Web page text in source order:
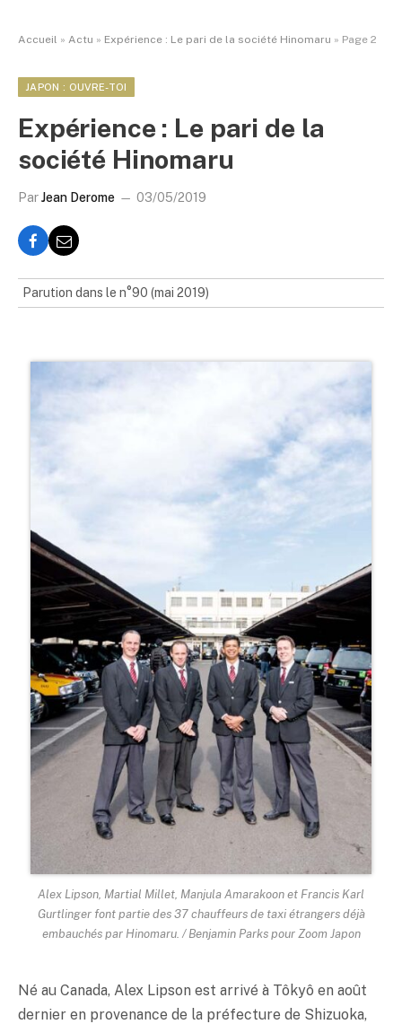
Accueil » Actu » Expérience : Le pari de la société Hinomaru » Page 2
JAPON : OUVRE-TOI
Expérience : Le pari de la
société Hinomaru
ParJean Derome 03/05/2019
Parution dans le n°90 (mai 2019)
Alex Lipson, Martial Millet, Manjula Amarakoon et Francis Karl
Gurtlinger font partie des 37 chauffeurs de taxi étrangers déjà
embauchés par Hinomaru. / Benjamin Parks pour Zoom Japon
Né au Canada, Alex Lipson est arrivé à Tôkyô en août
dernier en provenance de la préfecture de Shizuoka,